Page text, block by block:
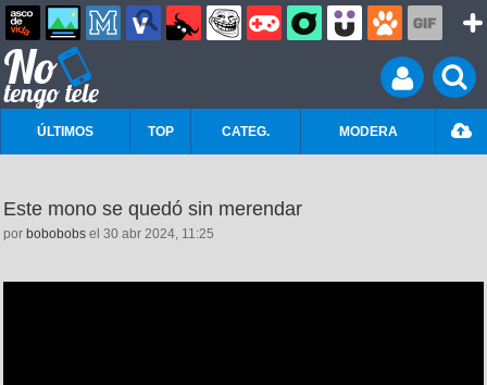
ÚLTIMOS TOP CATEG. MODERA
Este mono se quedó sin merendar
por bobobobs el 30 abr 2024, 11:25